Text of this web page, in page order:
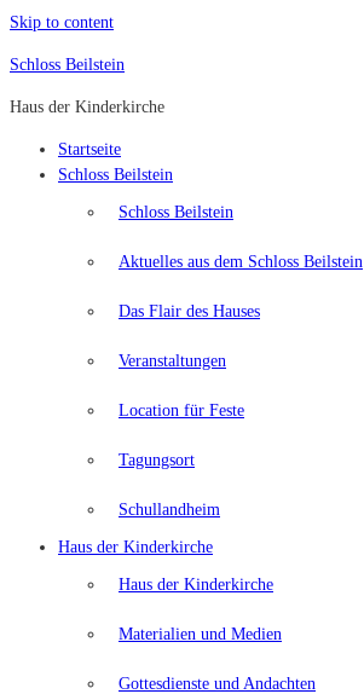
Skip to content
Schloss Beilstein
Haus der Kinderkirche
Startseite
Schloss Beilstein
Schloss Beilstein
Aktuelles aus dem Schloss Beilstein
Das Flair des Hauses
Veranstaltungen
Location für Feste
Tagungsort
Schullandheim
Haus der Kinderkirche
Haus der Kinderkirche
Materialien und Medien
Gottesdienste und Andachten